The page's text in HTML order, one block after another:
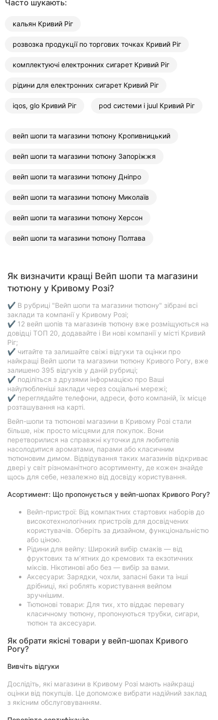
Часто шукають:
кальян Кривий Ріг
розвозка продукції по торгових точках Кривий Ріг
комплектуючі електронних сигарет Кривий Ріг
рідини для електронних сигарет Кривий Ріг
iqos, glo Кривий Ріг pod системи і juul Кривий Ріг
вейп шопи та магазини тютюну Кропивницький
вейп шопи та магазини тютюну Запоріжжя
вейп шопи та магазини тютюну Дніпро
вейп шопи та магазини тютюну Миколаїв
вейп шопи та магазини тютюну Херсон
вейп шопи та магазини тютюну Полтава
Як визначити кращі Вейп шопи та магазини
тютюну у Кривому Розі?
✔ В рубриці "Вейп шопи та магазини тютюну" зібрані всі
заклади та компанії у Кривому Розі;
✔ 12 вейп шопів та магазинів тютюну вже розміщуються на
довідці ТОП 20, додавайте і Ви нові компанії у місті Кривий
Ріг;
✔ читайте та залишайте свіжі відгуки та оцінки про
найкращі Вейп шопи та магазини тютюну Кривого Рогу, вже
залишено 395 відгуків у даній рубриці;
✔ поділіться з друзями інформацією про Ваші
найулюбленіші заклади через соціальні мережі;
✔ переглядайте телефони, адреси, фото компаній, їх місце
розташування на карті.
Вейп-шопи та тютюнові магазини в Кривому Розі стали
більше, ніж просто місцями для покупок. Вони
перетворилися на справжні куточки для любителів
насолодитися ароматами, парами або класичним
тютюновим димом. Відвідування таких магазинів відкриває
двері у світ різноманітного асортименту, де кожен знайде
щось для себе, незалежно від досвіду користування.
Асортимент: Що пропонується у вейп-шопах Кривого Рогу?
Вейп-пристрої: Від компактних стартових наборів до
високотехнологічних пристроїв для досвідчених
користувачів. Оберіть за дизайном, функціональністю
або ціною.
Рідини для вейпу: Широкий вибір смаків — від
фруктових та м’ятних до кремових та екзотичних
міксів. Нікотинові або без — вибір за вами.
Аксесуари: Зарядки, чохли, запасні баки та інші
дрібниці, які роблять користування вейпом
зручнішим.
Тютюнові товари: Для тих, хто віддає перевагу
класичному тютюну, пропонуються трубки, сигари,
тютюн та аксесуари.
Як обрати якісні товари у вейп-шопах Кривого
Рогу?
Вивчіть відгуки
Дослідіть, які магазини в Кривому Розі мають найкращі
оцінки від покупців. Це допоможе вибрати надійний заклад
з якісним обслуговуванням.